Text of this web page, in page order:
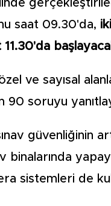
saat 09.30'da,
ve sayısal
90 soruyu
güvenliğinin
binalarında
sistemleri de